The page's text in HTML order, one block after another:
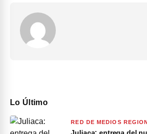
Lo Último
RED DE MEDIOS
Juliaca: entrega del